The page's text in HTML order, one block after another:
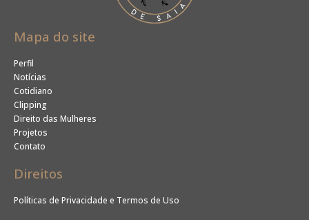
Mapa do site
Perfil
Notícias
Cotidiano
Clipping
Direito das Mulheres
Projetos
Contato
Direitos
Políticas de Privacidade e Termos de Uso